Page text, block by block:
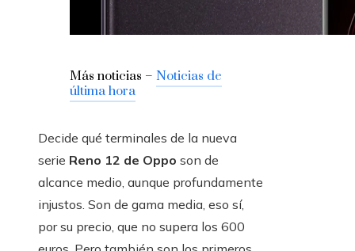
Más noticias – Noticias de
última hora
Decide qué terminales de la nueva
serie Reno 12 de Oppo son de
alcance medio, aunque profundamente
injustos. Son de gama media, eso sí,
por su precio, que no supera los 600